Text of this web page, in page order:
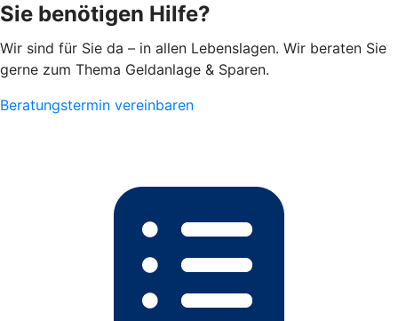
Sie benötigen Hilfe?
Wir sind für Sie da – in allen Lebenslagen. Wir beraten Sie
gerne zum Thema Geldanlage & Sparen.
Beratungstermin vereinbaren